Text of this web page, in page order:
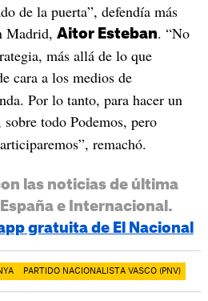
de la puerta”, defendía más
Madrid, Aitor Esteban. “No
más allá de lo que
cara a los medios de
Por lo tanto, para hacer un
todo Podemos, pero
remachó.
las noticias de última
e Internacional.
gratuita de El Nacional
PARTIDO NACIONALISTA VASCO (PNV)